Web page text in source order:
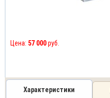
Цена: 57 000руб.
Характеристики